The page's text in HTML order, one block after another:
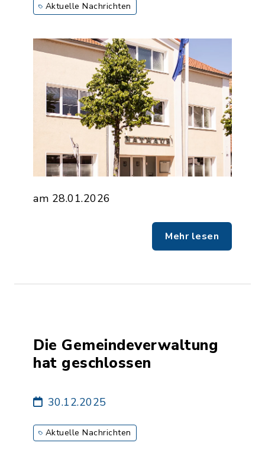
Aktuelle Nachrichten
am 28.01.2026
Mehr lesen
Die Gemeindeverwaltung
hat geschlossen
30.12.2025
Aktuelle Nachrichten